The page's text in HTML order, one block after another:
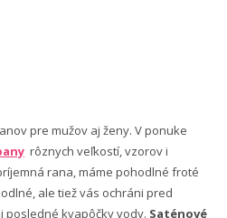
pre mužov aj ženy. V ponuke
rôznych veľkostí, vzorov i
rana, máme pohodlné froté
ale tiež vás ochráni pred
kvapôčky vody. Saténové